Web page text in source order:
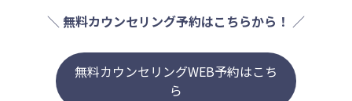
＼ 無料カウンセリング予約はこちらから！ ／
無料カウンセリングWEB予約はこち
ら